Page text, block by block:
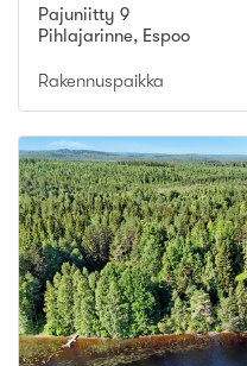
Pajuniitty 9
Pihlajarinne, Espoo
Rakennuspaikka